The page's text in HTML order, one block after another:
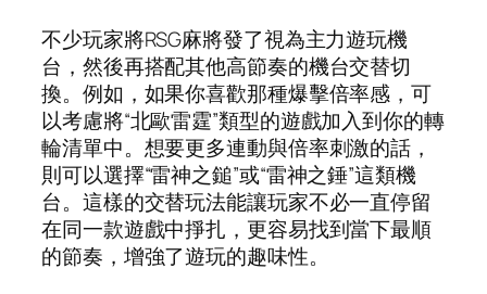
不少玩家將RSG麻將發了視為主力遊玩機
台，然後再搭配其他高節奏的機台交替切
換。例如，如果你喜歡那種爆擊倍率感，可
以考慮將“北歐雷霆”類型的遊戲加入到你的轉
輪清單中。想要更多連動與倍率刺激的話，
則可以選擇“雷神之鎚”或“雷神之錘”這類機
台。這樣的交替玩法能讓玩家不必一直停留
在同一款遊戲中掙扎，更容易找到當下最順
的節奏，增強了遊玩的趣味性。